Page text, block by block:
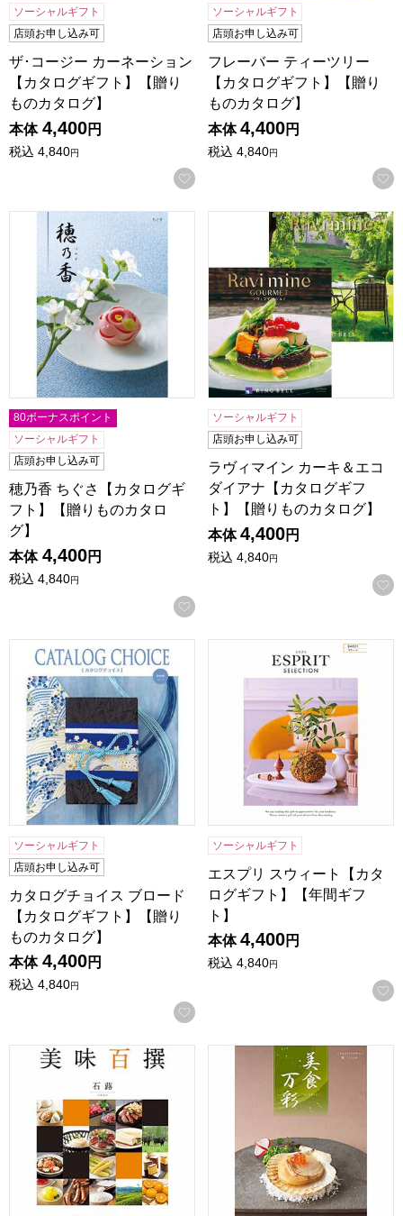
ソーシャルギフト
店頭お申し込み可
ザ･コージー カーネーション
【カタログギフト】【贈り
ものカタログ】
本体 4,400円
税込 4,840円
お気に入りに登録する
ソーシャルギフト
店頭お申し込み可
フレーバー ティーツリー
【カタログギフト】【贈り
ものカタログ】
本体 4,400円
税込 4,840円
穂乃香 ちぐさ【カタログギフト】【贈りものカタログ】
80ボーナスポイント
ソーシャルギフト
店頭お申し込み可
穂乃香 ちぐさ【カタログギ
フト】【贈りものカタロ
グ】
本体 4,400円
税込 4,840円
お気に入りに登録する
ラヴィマイン カーキ＆エコ
ソーシャルギフト
店頭お申し込み可
ラヴィマイン カーキ＆エコ
ダイアナ【カタログギフ
ト】【贈りものカタログ】
本体 4,400円
税込 4,840円
カタログチョイス ブロード【カタログギフト】【贈りもの
ソーシャルギフト
店頭お申し込み可
カタログチョイス ブロード
【カタログギフト】【贈り
ものカタログ】
本体 4,400円
税込 4,840円
お気に入りに登録する
エスプリ スウィート【カタ
ソーシャルギフト
エスプリ スウィート【カタ
ログギフト】【年間ギフ
ト】
本体 4,400円
税込 4,840円
美味百撰 石蕗【カタログギフト】【贈りものカタログ】
美食万彩 鶯(うぐいす)【カ